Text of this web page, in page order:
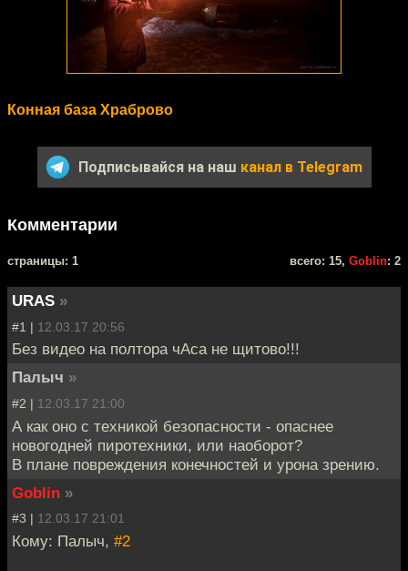
Конная база Храброво
Подписывайся на наш канал в Telegram
Комментарии
cтраницы: 1 всего: 15, Goblin: 2
URAS »
#1 | 12.03.17 20:56
Без видео на полтора чАса не щитово!!!
Палыч »
#2 | 12.03.17 21:00
А как оно с техникой безопасности - опаснее
новогодней пиротехники, или наоборот?
В плане повреждения конечностей и урона зрению.
Goblin »
#3 | 12.03.17 21:01
Кому: Палыч, #2